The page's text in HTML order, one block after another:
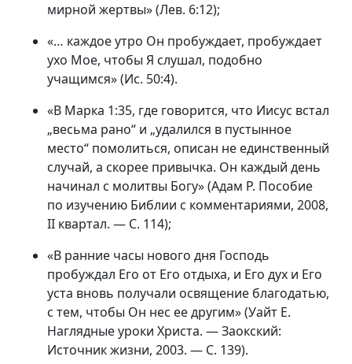
мирной жертвы» (Лев. 6:12);
«… каждое утро Он пробуждает, пробуждает
ухо Мое, чтобы Я слушал, подобно
учащимся» (Ис. 50:4).
«В Марка 1:35, где говорится, что Иисус встал
„весьма рано“ и „удалился в пустынное
место“ помолиться, описан не единственный
случай, а скорее привычка. Он каждый день
начинал с молитвы Богу» (Адам Р. Пособие
по изучению Библии с комментариями, 2008,
II квартал. — С. 114);
«В ранние часы нового дня Господь
пробуждал Его от Его отдыха, и Его дух и Его
уста вновь получали освящение благодатью,
с тем, чтобы Он нес ее другим» (Уайт Е.
Наглядные уроки Христа. — Заокский:
Источник жизни, 2003. — С. 139).